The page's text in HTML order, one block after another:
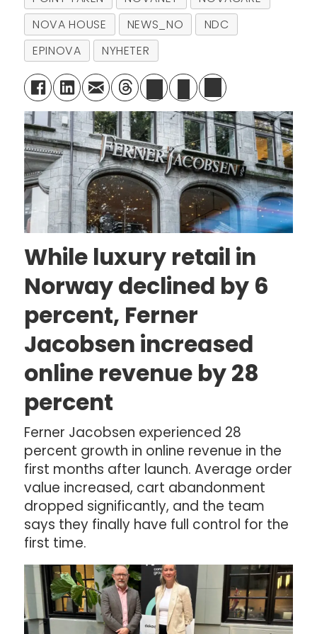
NOVA HOUSE
NEWS_NO
NDC
EPINOVA
NYHETER
While luxury retail in
Norway declined by 6
percent, Ferner
Jacobsen increased
online revenue by 28
percent
Ferner Jacobsen experienced 28
percent growth in online revenue in the
first months after launch. Average order
value increased, cart abandonment
dropped significantly, and the team
says they finally have full control for the
first time.